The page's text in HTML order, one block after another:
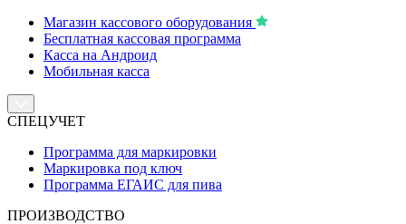
Магазин кассового оборудования
Бесплатная кассовая программа
Касса на Андроид
Мобильная касса
СПЕЦУЧЕТ
Программа для маркировки
Маркировка под ключ
Программа ЕГАИС для пива
ПРОИЗВОДСТВО